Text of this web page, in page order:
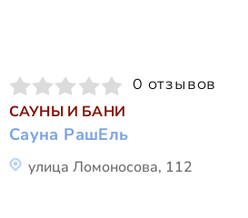
0 отзывов
САУНЫ И БАНИ
Сауна РашЕль
улица Ломоносова, 112